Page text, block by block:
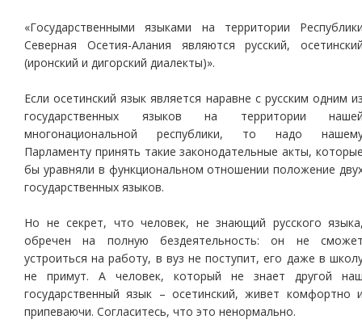
«Государственными языками на территории
Северная Осетия-Алания являются русский,
(иронский и дигорский диалекты)».
Если осетинский язык является наравне с русским одним
государственных языков на территории
многонациональной республики, то надо
Парламенту принять такие законодательные акты,
бы уравняли в функциональном отношении положение
государственных языков.
Но не секрет, что человек, не знающий русского
обречен на полную бездеятельность: он не
устроиться на работу, в вуз не поступит, его даже в
не примут. А человек, который не знает другой
государственный язык – осетинский, живет комфортно
припеваючи. Согласитесь, что это ненормально.